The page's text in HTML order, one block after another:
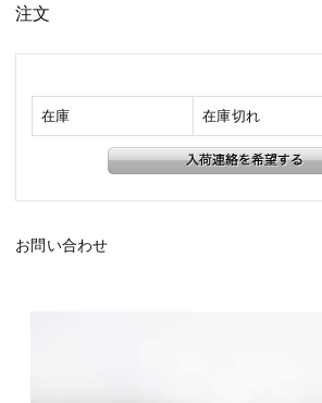
注文
在庫 在庫切れ
お問い合わせ